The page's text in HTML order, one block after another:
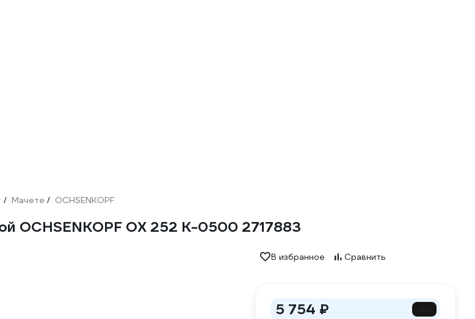
/ Мачете / OCHSENKOPF
OCHSENKOPF OX 252 K-0500 2717883
В избранное Сравнить
5 754 ₽